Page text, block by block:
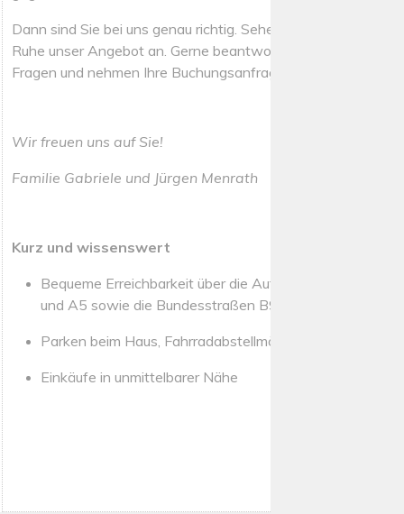
Dann sind Sie bei uns genau richtig. Sehen Sie sich in aller
Ruhe unser Angebot an. Gerne beantworten wir Ihre
Fragen und nehmen Ihre Buchungsanfrage entgegen.
Wir freuen uns auf Sie!
Familie Gabriele und Jürgen Menrath
Kurz und wissenswert
Bequeme Erreichbarkeit über die Autobahnen A61, A6
und A5 sowie die Bundesstraßen B9 und B47
Parken beim Haus, Fahrradabstellmöglichkeit
Einkäufe in unmittelbarer Nähe